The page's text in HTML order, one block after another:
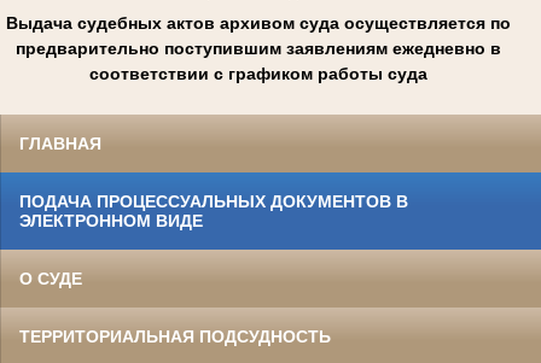
Выдача судебных актов архивом суда осуществляется по
предварительно поступившим заявлениям ежедневно в
соответствии с графиком работы суда
ГЛАВНАЯ
ПОДАЧА ПРОЦЕССУАЛЬНЫХ ДОКУМЕНТОВ В
ЭЛЕКТРОННОМ ВИДЕ
О СУДЕ
ТЕРРИТОРИАЛЬНАЯ ПОДСУДНОСТЬ